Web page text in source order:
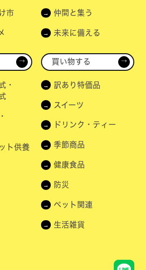
市 仲間と集う
未来に備える
→
・
ト供養
買い物する →
訳あり特価品
スイーツ
ドリンク・ティー
季節商品
健康食品
防災
ペット関連
生活雑貨